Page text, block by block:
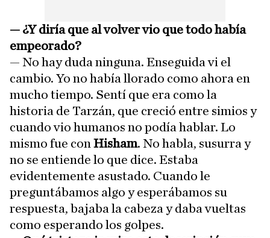
— ¿Y diría que al volver vio que todo había
empeorado?
— No hay duda ninguna. Enseguida vi el
cambio. Yo no había llorado como ahora en
mucho tiempo. Sentí que era como la
historia de Tarzán, que creció entre simios y
cuando vio humanos no podía hablar. Lo
mismo fue con Hisham. No habla, susurra y
no se entiende lo que dice. Estaba
evidentemente asustado. Cuando le
preguntábamos algo y esperábamos su
respuesta, bajaba la cabeza y daba vueltas
como esperando los golpes.